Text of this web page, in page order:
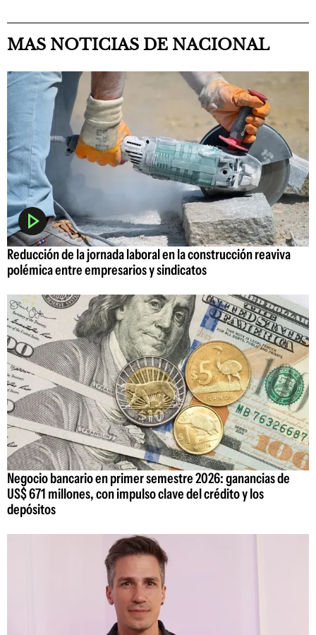
MAS NOTICIAS DE NACIONAL
Reducción de la jornada laboral en la construcción reaviva
polémica entre empresarios y sindicatos
Negocio bancario en primer semestre 2026: ganancias de
US$ 671 millones, con impulso clave del crédito y los
depósitos